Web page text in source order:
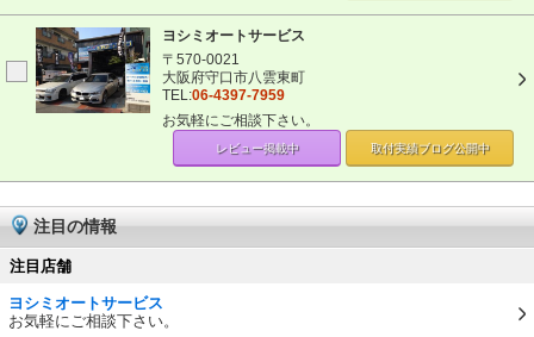
ヨシミオートサービス
〒570-0021
大阪府守口市八雲東町
TEL:06-4397-7959
お気軽にご相談下さい。
レビュー掲載中 取付実績ブログ公開中
注目の情報
注目店舗
ヨシミオートサービス
お気軽にご相談下さい。